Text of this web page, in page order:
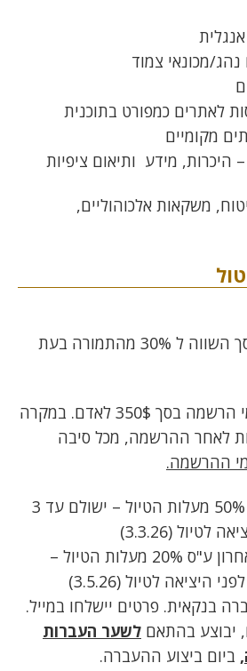
מכונאי צמוד
לאתרים כמפורט בתוכנית
מקומיים
היכרות, מידע ותיאום ציפיות
משקאות אלכוהוליים,
תשלום ראשון בסך השווה ל 30% מהתמורה בעת
תשלום זה כולל דמי הרשמה בסך 350$ לאדם. במקרה
לאחר ההרשמה, מכל סיבה
ההרשמה.
תשלום שני ע"ס 50% מעלות הטיול – ישולם עד 3
לטיול (3.3.26)
תשלום שלישי ואחרון ע"ס 20% מעלות הטיול –
היציאה לטיול (3.5.26)
בנקאית. פרטים יישלחו במייל.
יבוצע בהתאם לשער העברות
ביום ביצוע ההעברה.